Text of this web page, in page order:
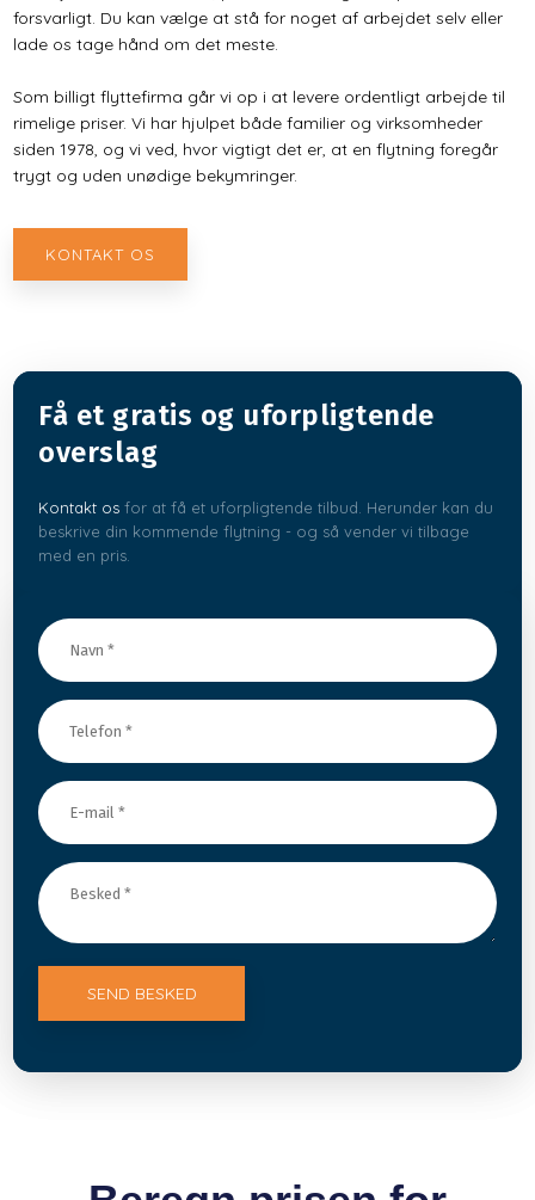
forsvarligt. Du kan vælge at stå for noget af arbejdet selv eller
lade os tage hånd om det meste.
Som billigt flyttefirma går vi op i at levere ordentligt arbejde til
rimelige priser. Vi har hjulpet både familier og virksomheder
siden 1978, og vi ved, hvor vigtigt det er, at en flytning foregår
trygt og uden unødige bekymringer.
KONTAKT OS
Få et gratis og uforpligtende
overslag
Kontakt osfor at få et uforpligtende tilbud. Herunder kan du
beskrive din kommende flytning - og så vender vi tilbage
med en pris.